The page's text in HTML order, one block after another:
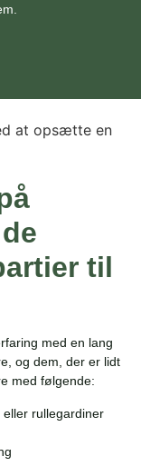
til
med en lang
og dem, der er lidt
med følgende:
rullegardiner